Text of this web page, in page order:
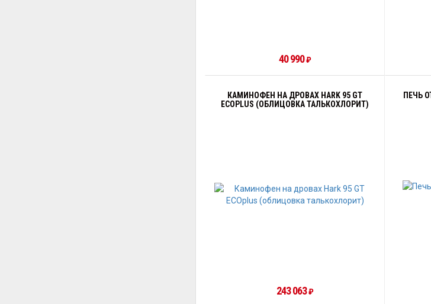
40 990₽
КАМИНОФЕН НА ДРОВАХ HARK 95 GT
ECOPLUS (ОБЛИЦОВКА ТАЛЬКОХЛОРИТ)
243 063₽
ПЕЧЬ